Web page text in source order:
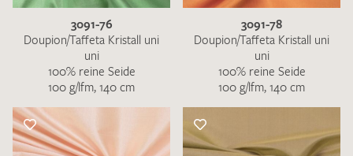
3091-76
Doupion/Taffeta Kristall uni
uni
100% reine Seide
100 g/lfm, 140 cm
3091-78
Doupion/Taffeta Kristall uni
uni
100% reine Seide
100 g/lfm, 140 cm